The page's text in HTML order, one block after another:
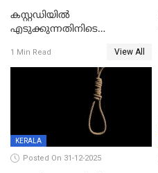
കസ്റ്റഡിയിൽ
എടുക്കുന്നതിനിടെ
വധശ്രമക്കേസ് പ്രതി പിടിയിൽ
1 Min Read View All
KERALA
Posted On 31-12-2025